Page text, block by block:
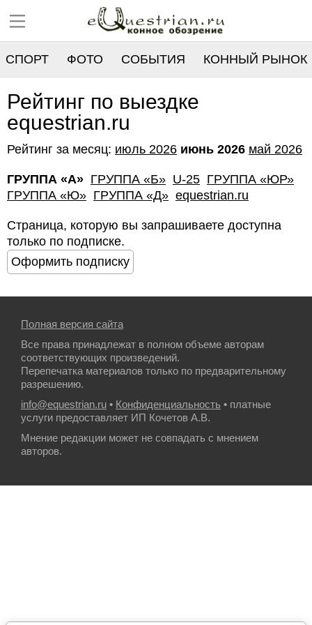
СПОРТ ФОТО СОБЫТИЯ КОННЫЙ РЫНОК
РЕЕСТР
Рейтинг по выездке
equestrian.ru
Рейтинг за месяц: июль 2026 июнь 2026 май 2026
ГРУППА «А» ГРУППА «Б» U-25 ГРУППА «ЮР»
ГРУППА «Ю» ГРУППА «Д» equestrian.ru
Страница, которую вы запрашиваете доступна
только по подписке.
Полная версия сайта
Все права принадлежат в полном объеме авторам
соответствующих произведений.
Перепечатка материалов только по предварительному
разрешению.
info@equestrian.ru • Конфиденциальность • платные
услуги предоставляет ИП Кочетов А.В.
Мнение редакции может не совпадать с мнением
авторов.